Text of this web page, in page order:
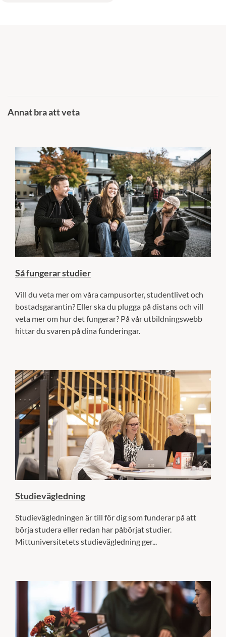
Annat bra att veta
Så fungerar studier
Vill du veta mer om våra campusorter, studentlivet och
bostadsgarantin? Eller ska du plugga på distans och vill
veta mer om hur det fungerar? På vår utbildningswebb
hittar du svaren på dina funderingar.
Studievägledning
Studievägledningen är till för dig som funderar på att
börja studera eller redan har påbörjat studier.
Mittuniversitetets studievägledning ger...